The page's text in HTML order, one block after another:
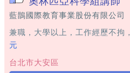
藍鵲國際教育事業股份有限公司
兼職，大學以上，工作經歷不拘，
元
台北市大安區